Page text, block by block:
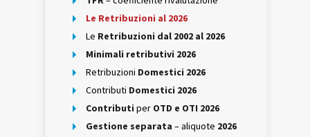
Le Retribuzioni al 2026
Le Retribuzioni dal 2002 al 2026
Minimali retributivi 2026
Retribuzioni Domestici 2026
Contributi Domestici 2026
Contributi per OTD e OTI 2026
Gestione separata – aliquote 2026